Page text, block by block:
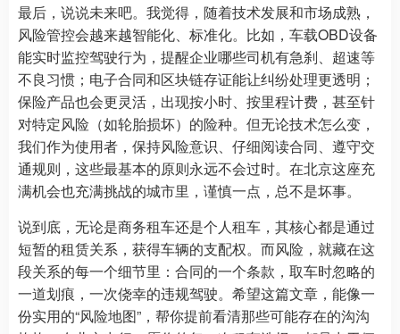
最后，说说未来吧。我觉得，随着技术发展和市场成熟，
风险管控会越来越智能化、标准化。比如，车载OBD设备
能实时监控驾驶行为，提醒企业哪些司机有急刹、超速等
不良习惯；电子合同和区块链存证能让纠纷处理更透明；
保险产品也会更灵活，出现按小时、按里程计费，甚至针
对特定风险（如轮胎损坏）的险种。但无论技术怎么变，
我们作为使用者，保持风险意识、仔细阅读合同、遵守交
通规则，这些最基本的原则永远不会过时。在北京这座充
满机会也充满挑战的城市里，谨慎一点，总不是坏事。
说到底，无论是商务租车还是个人租车，其核心都是通过
短暂的租赁关系，获得车辆的支配权。而风险，就藏在这
段关系的每一个细节里：合同的一个条款，取车时忽略的
一道划痕，一次侥幸的违规驾驶。希望这篇文章，能像一
份实用的“风险地图”，帮你提前看清那些可能存在的沟沟